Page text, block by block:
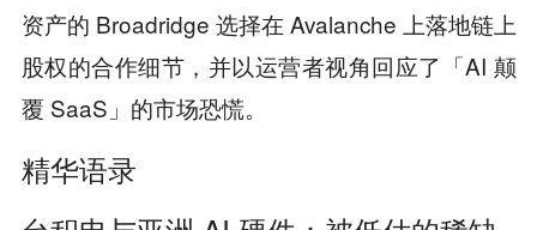
资产的 Broadridge 选择在 Avalanche 上落地链上
股权的合作细节，并以运营者视角回应了「AI 颠
覆 SaaS」的市场恐慌。
精华语录